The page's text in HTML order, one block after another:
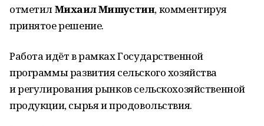
отметилМихаил Мишустин, комментируя
принятое решение.
Работа идёт в рамках Государственной
программы развития сельского хозяйства
и регулирования рынков сельскохозяйственной
продукции, сырья и продовольствия.